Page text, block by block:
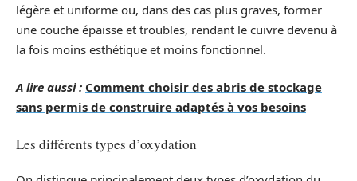
légère et uniforme ou, dans des cas plus graves, former
une couche épaisse et troubles, rendant le cuivre devenu à
la fois moins esthétique et moins fonctionnel.
A lire aussi : Comment choisir des abris de stockage
sans permis de construire adaptés à vos besoins
Les différents types d’oxydation